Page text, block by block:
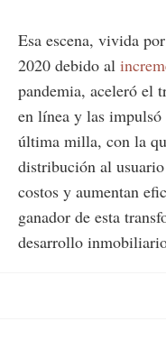
Esa escena, vivida
2020 debido al
pandemia, aceleró el
en línea y las
última milla, con la
distribución al
costos y aumentan
ganador de esta
desarrollo